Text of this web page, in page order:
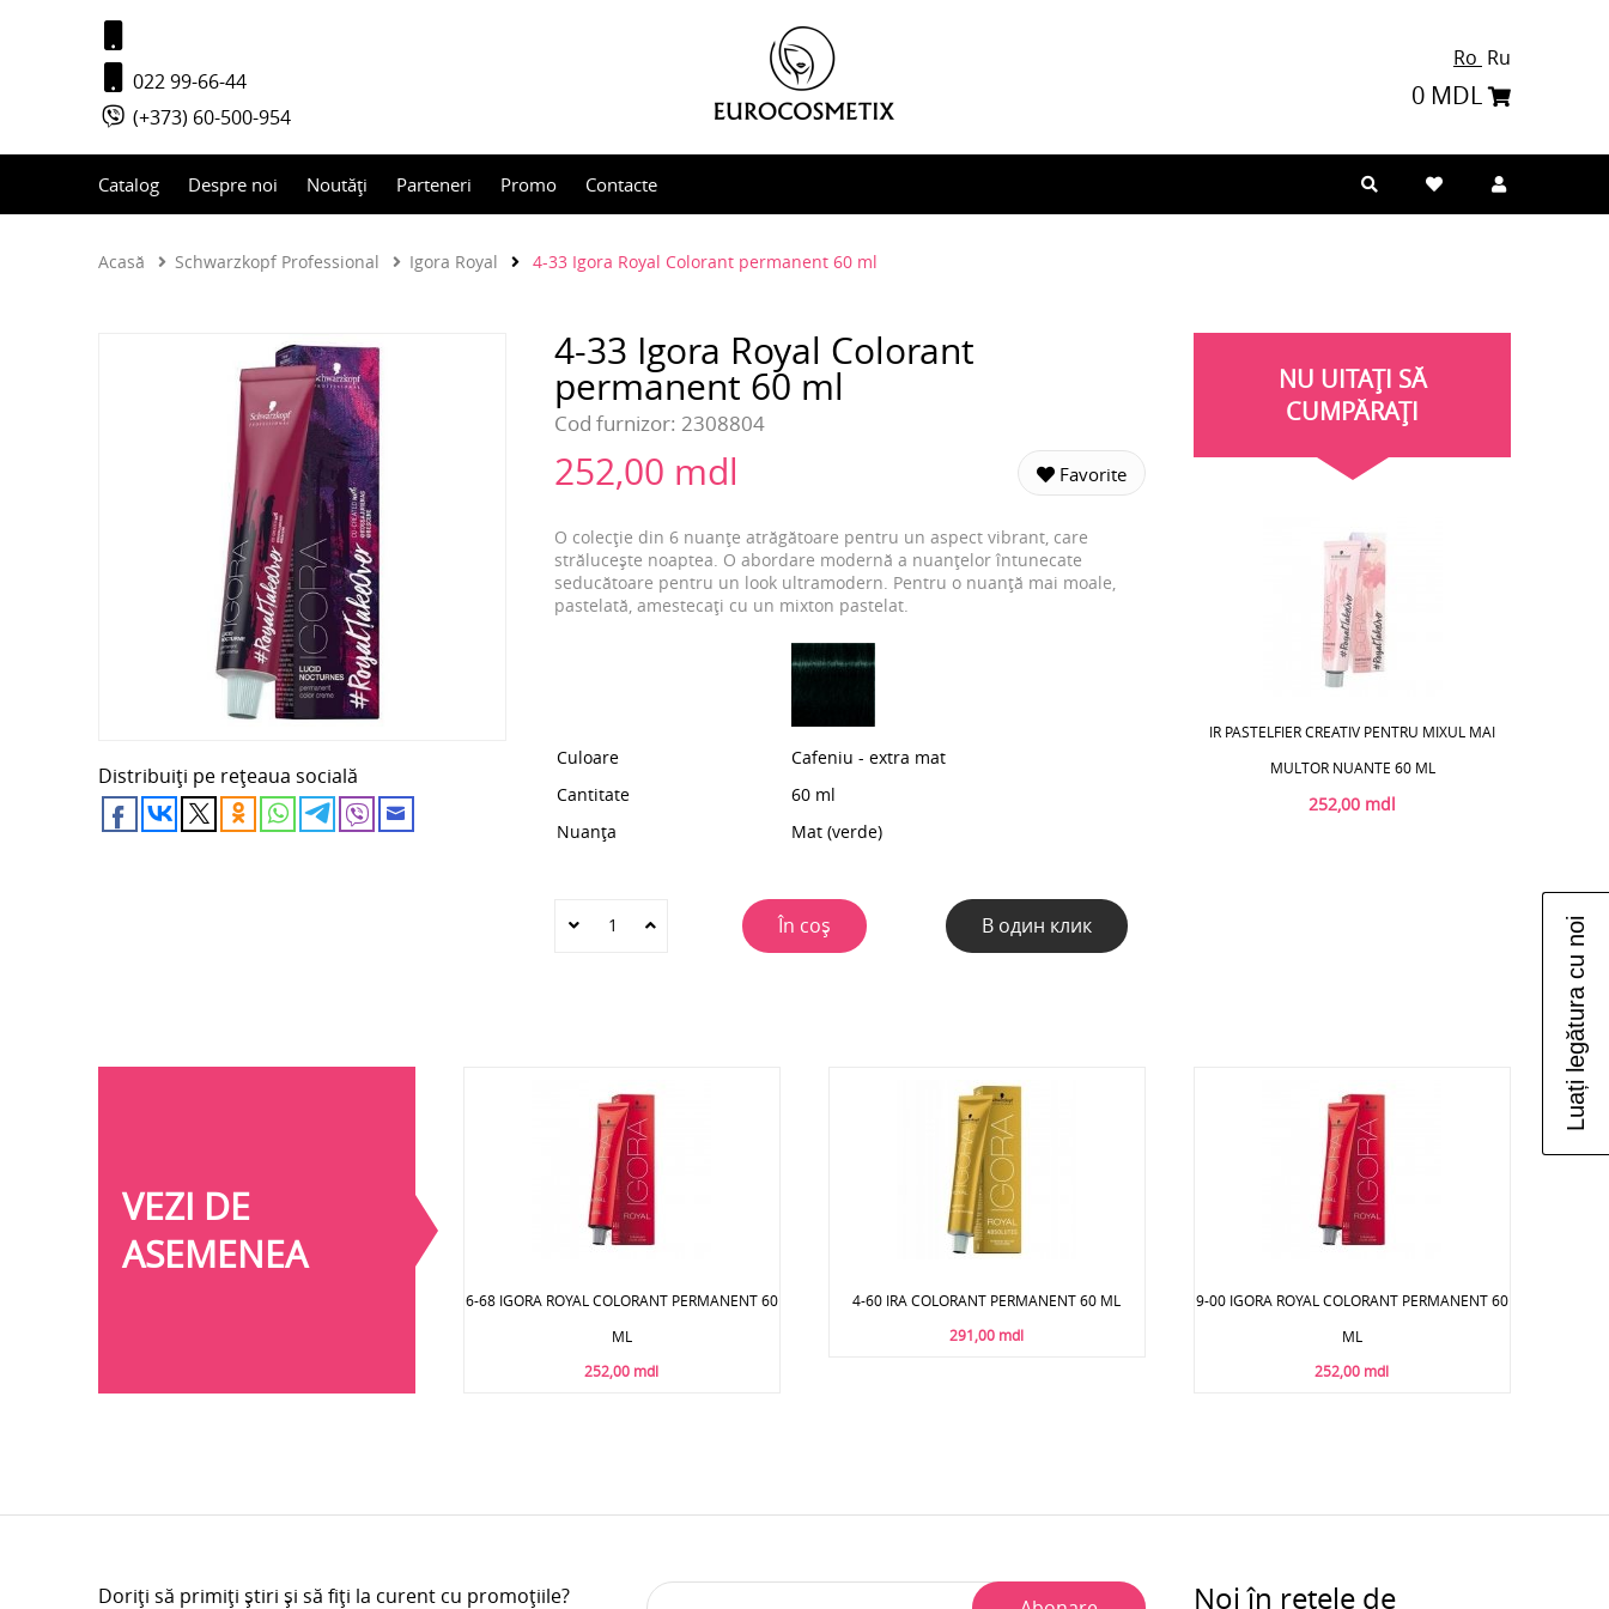
022 99-66-44
(+373) 60-500-954
Ro Ru
0 MDL
Catalog Despre noi Noutăți Parteneri Promo Contacte
Luați legătura cu noi
Acasă Schwarzkopf Professional Igora Royal 4-33 Igora Royal Colorant permanent 60 ml
Distribuiți pe rețeaua socială
4-33 Igora Royal Colorant
permanent 60 ml
Cod furnizor: 2308804
252,00 mdl Favorite
O colecție din 6 nuanțe atrăgătoare pentru un aspect vibrant, care
strălucește noaptea. O abordare modernă a nuanțelor întunecate
seducătoare pentru un look ultramodern. Pentru o nuanță mai moale,
pastelată, amestecați cu un mixton pastelat.
Culoare
Cafeniu - extra mat
Cantitate
60 ml
Nuanța
Mat (verde)
În coș В один клик
NU UITAȚI SĂ
CUMPĂRAȚI
IR PASTELFIER CREATIV PENTRU MIXUL MAI
MULTOR NUANTE 60 ML
252,00 mdl
VEZI DE
ASEMENEA
6-68 IGORA ROYAL COLORANT PERMANENT 60
ML
252,00 mdl
4-60 IRA COLORANT PERMANENT 60 ML
291,00 mdl
9-00 IGORA ROYAL COLORANT PERMANENT 60
ML
252,00 mdl
Doriți să primiți știri și să fiți la curent cu promoțiile? Noi în rețele de